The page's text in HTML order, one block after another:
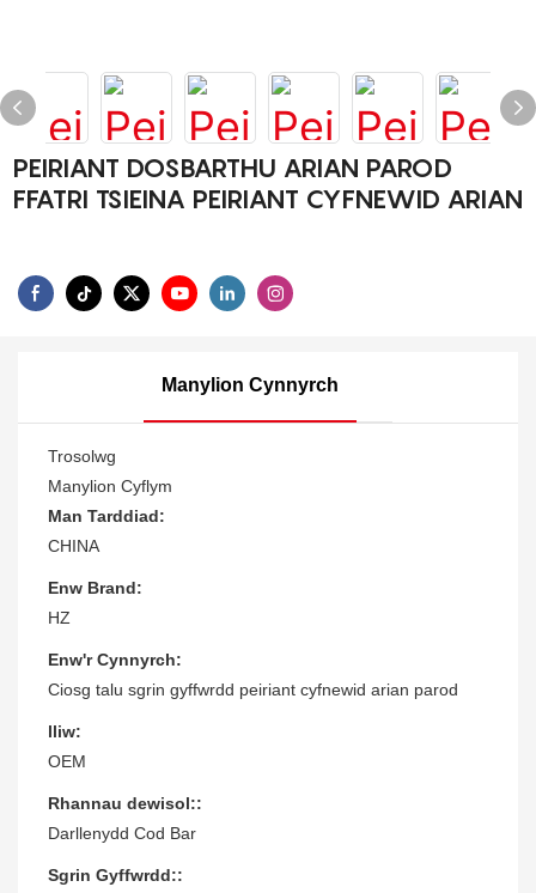
PEIRIANT DOSBARTHU ARIAN PAROD
FFATRI TSIEINA PEIRIANT CYFNEWID ARIAN
Manylion Cynnyrch
Trosolwg
Manylion Cyflym
Man Tarddiad:
CHINA
Enw Brand:
HZ
Enw'r Cynnyrch:
Ciosg talu sgrin gyffwrdd peiriant cyfnewid arian parod
lliw:
OEM
Rhannau dewisol::
Darllenydd Cod Bar
Sgrin Gyffwrdd::